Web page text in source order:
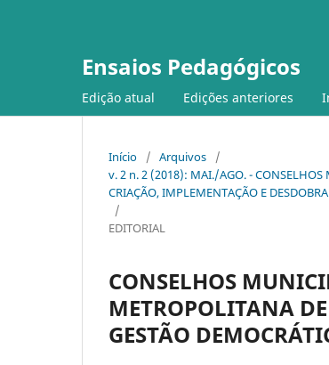
Ensaios Pedagógicos
Edição atual Edições anteriores
Início / Arquivos
/
v. 2 n. 2 (2018): MAI./AGO. - CONSELHOS
CRIAÇÃO, IMPLEMENTAÇÃO E
/
EDITORIAL
CONSELHOS
METROPOLITANA
GESTÃO